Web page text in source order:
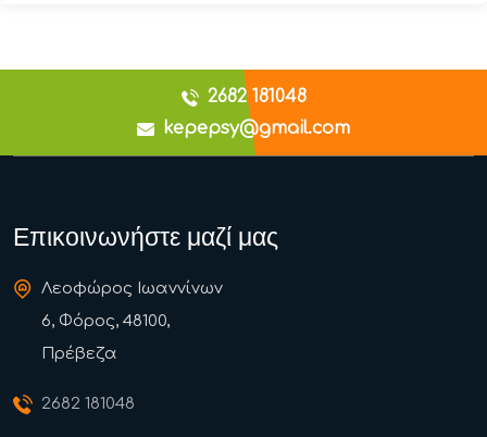
2682 181048
kepepsy@gmail.com
Επικοινωνήστε μαζί μας
Λεοφώρος Ιωαννίνων
6, Φόρος, 48100,
Πρέβεζα
2682 181048